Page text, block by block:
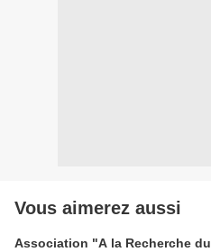
Vous aimerez aussi
Association "A la Recherche du